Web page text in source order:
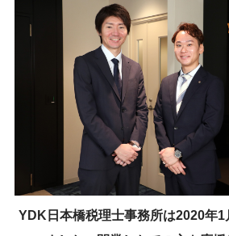
YDK日本橋税理士事務所は2020年1